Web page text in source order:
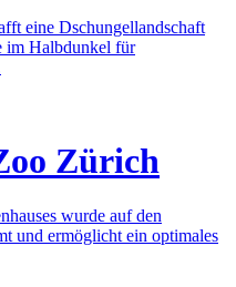
eine Dschungellandschaft
im Halbdunkel für
Zürich
wurde auf den
und ermöglicht ein optimales